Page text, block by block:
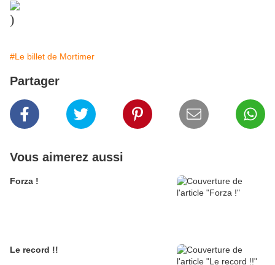
)
#Le billet de Mortimer
Partager
Vous aimerez aussi
Forza !
Le record !!